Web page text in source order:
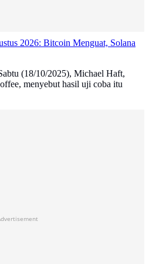
2026: Bitcoin Menguat, Solana
(18/10/2025), Michael Haft,
menyebut hasil uji coba itu